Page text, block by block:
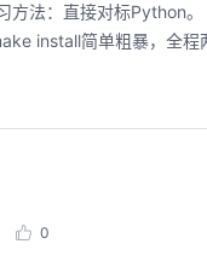
方法：直接对标
简单粗暴，全程
0